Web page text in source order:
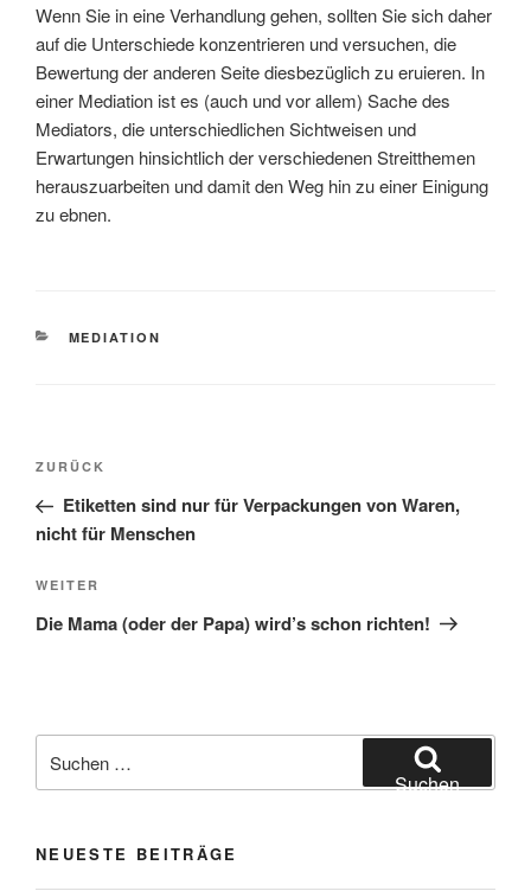
Wenn Sie in eine Verhandlung gehen, sollten Sie sich daher
auf die Unterschiede konzentrieren und versuchen, die
Bewertung der anderen Seite diesbezüglich zu eruieren. In
einer Mediation ist es (auch und vor allem) Sache des
Mediators, die unterschiedlichen Sichtweisen und
Erwartungen hinsichtlich der verschiedenen Streitthemen
herauszuarbeiten und damit den Weg hin zu einer Einigung
zu ebnen.
KATEGORIEN
MEDIATION
Beitragsnavigation
Vorheriger
Beitrag
ZURÜCK
Etiketten sind nur für Verpackungen von Waren,
nicht für Menschen
Nächster
Beitrag
WEITER
Die Mama (oder der Papa) wird’s schon richten!
nach:
Suchen
NEUESTE BEITRÄGE